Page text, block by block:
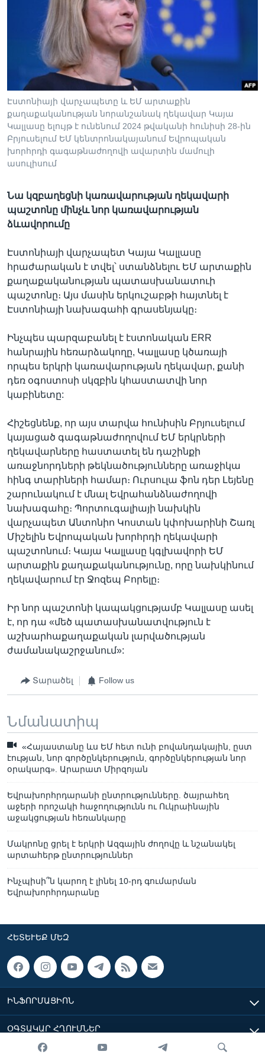
Լեզուներ
Էստոնիայի վարչապետը և ԵՄ արտաքին
քաղաքականության նորանշանակ ղեկավար Կայա
Կալլասը ելույթ է ունենում 2024 թվականի հունիսի 28-ին
Բրյուսելում ԵՄ կենտրոնակայանում Եվրոպական
խորհրդի գագաթնաժողովի ավարտին մամուլի
ասուլիսում
Նա կզբաղեցնի կառավարության ղեկավարի
պաշտոնը մինչև նոր կառավարության
ձևավորումը
Էստոնիայի վարչապետ Կայա Կալլասը
հրաժարական է տվել՝ ստանձնելու ԵՄ արտաքին
քաղաքականության պատասխանատուի
պաշտոնը։ Այս մասին երկուշաբթի հայտնել է
Էստոնիայի նախագահի գրասենյակը։
Ինչպես պարզաբանել է էստոնական ERR
հանրային հեռարձակողը, Կալլասը կծառայի
որպես երկրի կառավարության ղեկավար, քանի
դեռ օգոստոսի սկզբին կհաստատվի նոր
կաբինետը:
Հիշեցնենք, որ այս տարվա հունիսին Բրյուսելում
կայացած գագաթնաժողովում ԵՄ երկրների
ղեկավարները հաստատել են դաշինքի
առաջնորդների թեկնածությունները առաջիկա
հինգ տարիների համար։ Ուրսուլա ֆոն դեր Լեյենը
շարունակում է մնալ Եվրահանձնաժողովի
նախագահը։ Պորտուգալիայի նախկին
վարչապետ Անտոնիո Կոստան կփոխարինի Շառլ
Միշելին Եվրոպական խորհրդի ղեկավարի
պաշտոնում։ Կայա Կալլասը կգլխավորի ԵՄ
արտաքին քաղաքականությունը, որը նախկինում
ղեկավարում էր Ջոզեպ Բորելը։
Իր նոր պաշտոնի կապակցությամբ Կալլասը ասել
է, որ դա «մեծ պատասխանատվություն է
աշխարհաքաղաքական լարվածության
ժամանակաշրջանում»:
Տարածել Follow us
Նմանատիպ
«Հայաստանը ևս ԵՄ հետ ունի բովանդակային, ըստ
էության, նոր գործընկերություն, գործընկերության նոր
օրակարգ». Արարատ Միրզոյան
Եվրախորհրդարանի ընտրությունները. ծայրահեղ
աջերի որոշակի հաջողությունն ու Ուկրաինային
աջակցության հեռանկարը
Մակրոնը ցրել է երկրի Ազգային ժողովը և նշանակել
արտահերթ ընտրություններ
Ինչպիսի՞ն կարող է լինել 10-րդ գումարման
Եվրախորհրդարանը
ՀԵՏԵՒԵՔ ՄԵԶ
ԻՆՖՈՐՄԱՑԻՈՆ
ՕԳՏԱԿԱՐ ՀՂՈՒՄՆԵՐ